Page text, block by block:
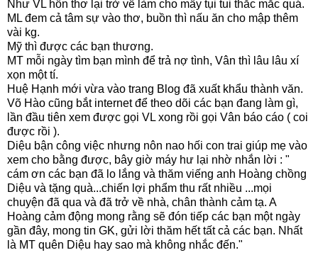
Như VL hồn thơ lại trở về làm cho mấy tụi tui thắc mắc quá.
ML đem cả tâm sự vào thơ, buồn thì nấu ăn cho mập thêm
vài kg.
Mỹ thì được các bạn thương.
MT mỗi ngày tìm bạn mình để trả nợ tình, Vân thì lâu lâu xí
xọn một tí.
Huệ Hạnh mới vừa vào trang Blog đã xuất khẩu thành văn.
Võ Hào cũng bắt internet để theo dõi các bạn đang làm gì,
lần đầu tiên xem được gọi VL xong rồi gọi Vân báo cáo ( coi
được rồi ).
Diệu bận công việc nhưng nôn nao hối con trai giúp mẹ vào
xem cho bằng được, bây giờ máy hư lại nhờ nhắn lời : "
cám ơn các bạn đã lo lắng và thăm viếng anh Hoàng chồng
Diệu và tặng quà...chiến lợi phẩm thu rất nhiều ...mọi
chuyện đã qua và đã trở về nhà, chân thành cảm tạ. A
Hoàng cảm động mong rằng sẽ đón tiếp các bạn một ngày
gần đây, mong tin GK, gửi lời thăm hết tất cả các bạn. Nhất
là MT quên Diệu hay sao mà không nhắc đến."